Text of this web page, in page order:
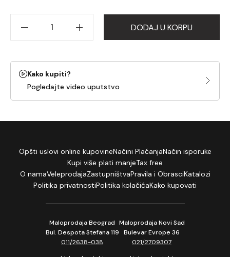
DODAJ U KORPU
Kako kupiti?
Pogledajte video uputstvo
Opšti uslovi online kupovineNačini PlaćanjaNačin isporuke
Kupi više plati manjeTax free
O namaVeleprodajaZastupništvaPravila i ObrasciKatalozi
Politika privatnostiPolitika kolačićaKako kupovati
Maloprodaja Beograd
Bul. Despota Stefana 119
011/2638-038
Maloprodaja Novi Sad
Bulevar Evrope 36
021/2709307